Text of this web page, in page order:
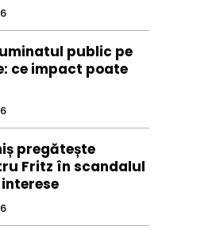
public pe
ce impact poate
pregătește
Fritz în scandalul